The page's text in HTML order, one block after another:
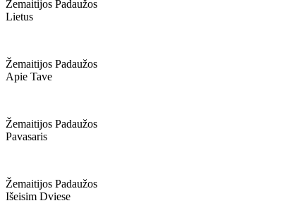
Žemaitijos Padaužos
Lietus
Žemaitijos Padaužos
Apie Tave
Žemaitijos Padaužos
Pavasaris
Žemaitijos Padaužos
Išeisim Dviese